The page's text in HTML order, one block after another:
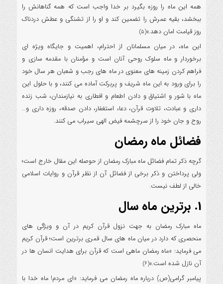
همه این ماه را روزه بگیرد بر خدا واجب است که همه گناهانش را
ببخشد، بقیه عمرش را تضمین کند و او را از تشنگی و عطش دردناک
روز قیامت امان دهد.»(5)
این ماه، در میان مسلمانان از احترام، اهمیت و جایگاه ویژه ای
برخوردار و ماه سلوک روحی آنان است و مؤمنان با مقدمه سازی و
فراهم کردن زمینه های معنوی در ماه های رجب و شعبان هر سال خود
را برای ورود به این ماه شریف و پربرکت آماده می کنند، و با حلول این
ماه با شور و اشتیاق و دادن اطعام و افطاری به نیازمندان، شب زنده
داری و عبادت، تلاوت قرآن، دعا، استغفار، دادن صدقه، روزه داری و…
روح و جان خود را از سرچشمه فیض الهی سیراب می کنند.
فضائل ماه رمضان
گرچه ذکر تمام فضائل ماه مبارک رمضان از حوصله این مقال خارج است؛
ولی پرداختن و ذکر برخی از فضائل آن از نظر قرآن و روایات اسلامی
خالی از لطف نیست.
1. برترین ماه سال
ماه مبارک رمضان به جهت نزول قرآن کریم در آن و ویژگی های
منحصری که دارد در میان ماه های سال قمری برترین است؛ قرآن کریم
می فرماید: «ماه رمضان ماهی است که قرآن برای هدایت انسان ها در
آن نازل شده است.»(6)
پیامبر گرامی(ص) درباره ماه رمضان می فرماید: «ای مردم! ماه خدا با